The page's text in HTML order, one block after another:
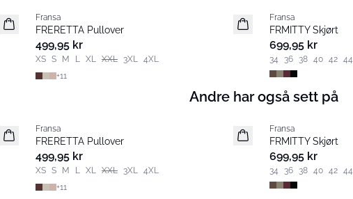
Nyhet
Fransa
FRERETTA Pullover
499,95 kr
XS S M L XL XXL 3XL 4XL
+11
Nyhet
Fransa
FRMITTY Skjørt
699,95 kr
34 36 38 40 42 44
Andre har også sett på
Nyhet
Fransa
FRERETTA Pullover
499,95 kr
XS S M L XL XXL 3XL 4XL
+11
Nyhet
Fransa
FRMITTY Skjørt
699,95 kr
34 36 38 40 42 44